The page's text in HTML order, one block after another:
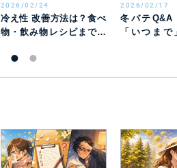
2026/02/24
冷え性 改善方法は？食べ
物・飲み物レシピまで徹
で】
2026/02/17
冬バテQ&A
「いつま